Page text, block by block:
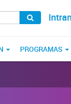
PROGRAMAS